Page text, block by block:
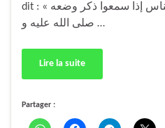
dit : « فائدة : جرت العادة أن الناس إذا سمعوا ذكر وضعه
صلى الله عليه و …
Lire la suite
Partager :